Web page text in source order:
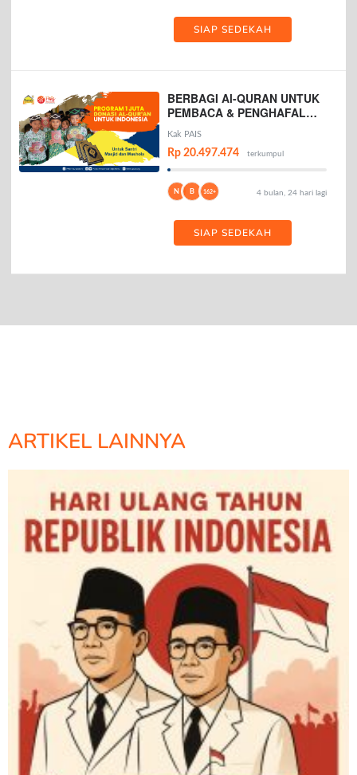
SIAP SEDEKAH
BERBAGI Al-QURAN UNTUK
PEMBACA & PENGHAFAL
AL-QURAN
Kak PAIS
Rp 20.497.474 terkumpul
N B 162+ 4 bulan, 24 hari lagi
SIAP SEDEKAH
ARTIKEL LAINNYA